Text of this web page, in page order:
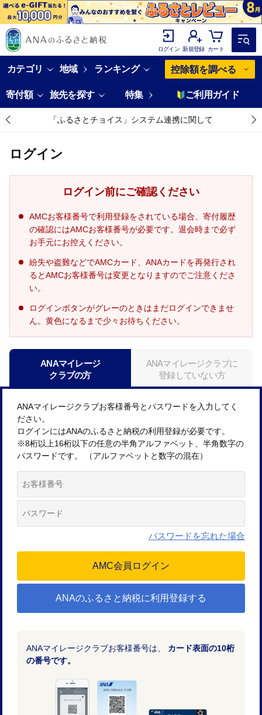
ログイン 新規登録 カート
カテゴリ 地域 ランキング 控除額を調べる
寄付額 旅先を探す 特集 ご利用ガイド
「ふるさとチョイス」システム連携に関して
ログイン
ログイン前にご確認ください
AMCお客様番号で利用登録をされている場合、寄付履歴
の確認にはAMCお客様番号が必要です。退会時まで必ず
お手元にお控えください。
紛失や盗難などでAMCカード、ANAカードを再発行され
るとAMCお客様番号は変更となりますのでご注意くださ
い。
ログインボタンがグレーのときはまだログインできませ
ん。黄色になるまで少々お待ちください。
ANAマイレージ
クラブの方
ANAマイレージクラブに
登録していない方
ANAマイレージクラブお客様番号とパスワードを入力してく
ださい。
ログインにはANAのふるさと納税の利用登録が必要です。
※8桁以上16桁以下の任意の半角アルファベット、半角数字の
パスワードです。 （アルファベットと数字の混在）
パスワードを忘れた場合
ANAのふるさと納税に利用登録する
ANAマイレージクラブお客様番号は、 カード表面の10桁
の番号です。